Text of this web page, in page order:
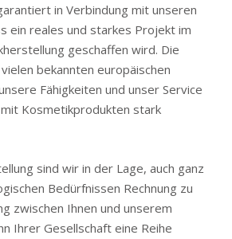
in Verbindung mit unseren
ein reales und starkes Projekt im
geschaffen wird. Die
bekannten europäischen
Fähigkeiten und unser Service
Kosmetikprodukten stark
sind wir in der Lage, auch ganz
Bedürfnissen Rechnung zu
zwischen Ihnen und unserem
Ihrer Gesellschaft eine Reihe